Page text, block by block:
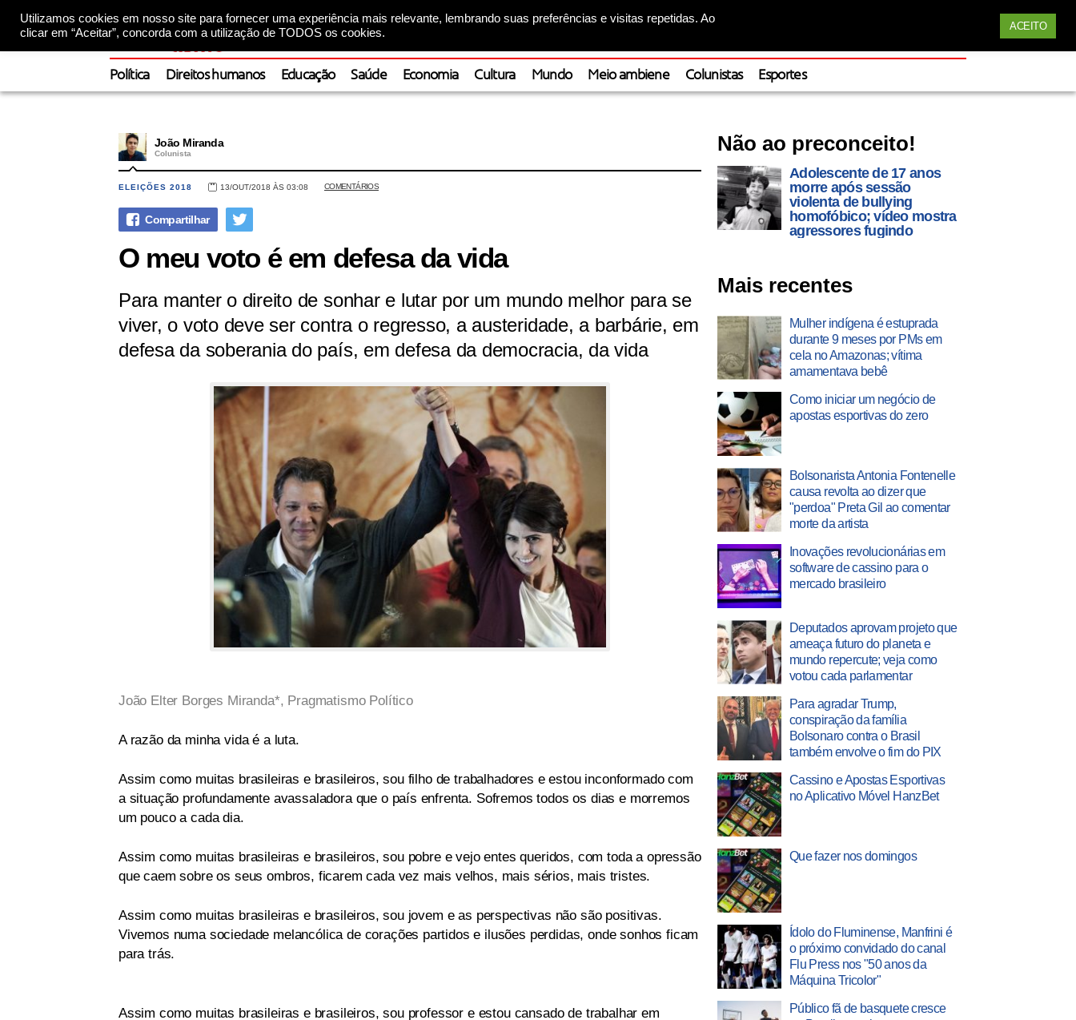
Utilizamos cookies em nosso site para fornecer uma experiência mais relevante, lembrando suas preferências e visitas repetidas. Ao
clicar em “Aceitar”, concorda com a utilização de TODOS os cookies.
ACEITO
Política Direitos humanos Educação Saúde Economia Cultura Mundo Meio ambiene Colunistas Esportes
João Miranda
Colunista
ELEIÇÕES 2018 13/OUT/2018 ÀS 03:08 COMENTÁRIOS
O meu voto é em defesa da vida
Para manter o direito de sonhar e lutar por um mundo melhor para se
viver, o voto deve ser contra o regresso, a austeridade, a barbárie, em
defesa da soberania do país, em defesa da democracia, da vida
João Elter Borges Miranda*, Pragmatismo Político
A razão da minha vida é a luta.
Assim como muitas brasileiras e brasileiros, sou filho de trabalhadores e estou inconformado com
a situação profundamente avassaladora que o país enfrenta. Sofremos todos os dias e morremos
um pouco a cada dia.
Assim como muitas brasileiras e brasileiros, sou pobre e vejo entes queridos, com toda a opressão
que caem sobre os seus ombros, ficarem cada vez mais velhos, mais sérios, mais tristes.
Assim como muitas brasileiras e brasileiros, sou jovem e as perspectivas não são positivas.
Vivemos numa sociedade melancólica de corações partidos e ilusões perdidas, onde sonhos ficam
para trás.
Assim como muitas brasileiras e brasileiros, sou professor e estou cansado de trabalhar em
Não ao preconceito!
Adolescente de 17 anos
morre após sessão
violenta de bullying
homofóbico; vídeo mostra
agressores fugindo
Mais recentes
Mulher indígena é estuprada
durante 9 meses por PMs em
cela no Amazonas; vítima
amamentava bebê
Como iniciar um negócio de
apostas esportivas do zero
Bolsonarista Antonia Fontenelle
causa revolta ao dizer que
"perdoa" Preta Gil ao comentar
morte da artista
Inovações revolucionárias em
software de cassino para o
mercado brasileiro
Deputados aprovam projeto que
ameaça futuro do planeta e
mundo repercute; veja como
votou cada parlamentar
Para agradar Trump,
conspiração da família
Bolsonaro contra o Brasil
também envolve o fim do PIX
Cassino e Apostas Esportivas
no Aplicativo Móvel HanzBet
Que fazer nos domingos
Ídolo do Fluminense, Manfrini é
o próximo convidado do canal
Flu Press nos "50 anos da
Máquina Tricolor"
Público fã de basquete cresce